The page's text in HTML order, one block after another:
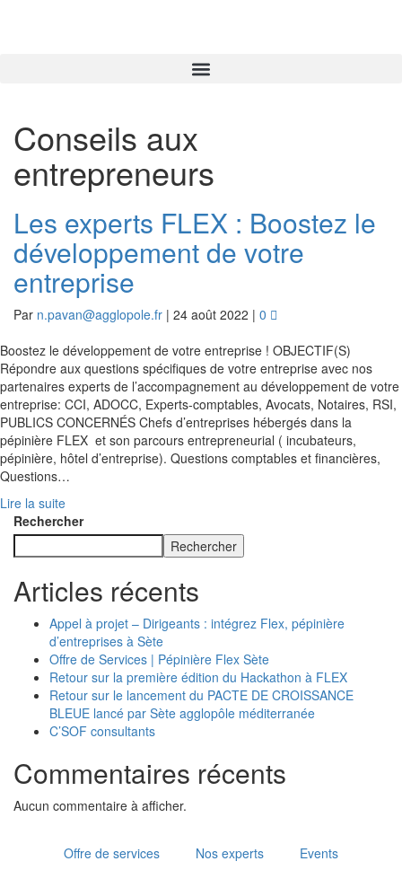
Conseils aux
entrepreneurs
Les experts FLEX : Boostez le
développement de votre
entreprise
Par n.pavan@agglopole.fr | 24 août 2022 | 0
Boostez le développement de votre entreprise ! OBJECTIF(S)
Répondre aux questions spécifiques de votre entreprise avec nos
partenaires experts de l’accompagnement au développement de votre
entreprise: CCI, ADOCC, Experts-comptables, Avocats, Notaires, RSI,
PUBLICS CONCERNÉS Chefs d’entreprises hébergés dans la
pépinière FLEX et son parcours entrepreneurial ( incubateurs,
pépinière, hôtel d’entreprise). Questions comptables et financières,
Questions…
Lire la suite
Rechercher
Rechercher
Articles récents
Appel à projet – Dirigeants : intégrez Flex, pépinière
d’entreprises à Sète
Offre de Services | Pépinière Flex Sète
Retour sur la première édition du Hackathon à FLEX
Retour sur le lancement du PACTE DE CROISSANCE
BLEUE lancé par Sète agglopôle méditerranée
C’SOF consultants
Commentaires récents
Aucun commentaire à afficher.
Offre de services Nos experts Events